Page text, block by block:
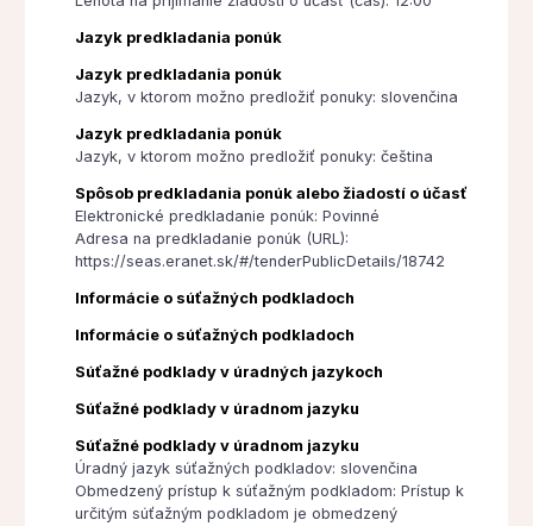
Jazyk predkladania ponúk
Jazyk predkladania ponúk
Jazyk, v ktorom možno predložiť ponuky: slovenčina
Jazyk predkladania ponúk
Jazyk, v ktorom možno predložiť ponuky: čeština
Spôsob predkladania ponúk alebo žiadostí o účasť
Elektronické predkladanie ponúk: Povinné
Adresa na predkladanie ponúk (URL):
https://seas.eranet.sk/#/tenderPublicDetails/18742
Informácie o súťažných podkladoch
Informácie o súťažných podkladoch
Súťažné podklady v úradných jazykoch
Súťažné podklady v úradnom jazyku
Súťažné podklady v úradnom jazyku
Úradný jazyk súťažných podkladov: slovenčina
Obmedzený prístup k súťažným podkladom: Prístup k
určitým súťažným podkladom je obmedzený